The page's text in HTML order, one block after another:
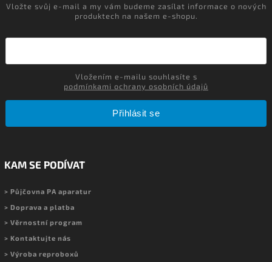
Vložte svůj e-mail a my vám budeme zasílat informace o nových
produktech na našem e-shopu.
podmínkami ochrany osobních údajů
Přihlásit se
KAM SE PODÍVAT
> Půjčovna PA aparatur
> Doprava a platba
> Věrnostní program
> Kontaktujte nás
> Výroba reproboxů